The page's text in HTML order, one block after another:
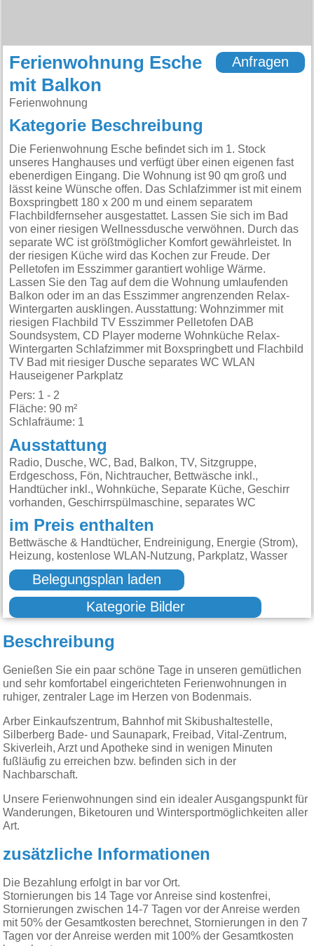
Ferienwohnung Esche
mit Balkon
Ferienwohnung
Anfragen
Kategorie Beschreibung
Die Ferienwohnung Esche befindet sich im 1. Stock
unseres Hanghauses und verfügt über einen eigenen fast
ebenerdigen Eingang. Die Wohnung ist 90 qm groß und
lässt keine Wünsche offen. Das Schlafzimmer ist mit einem
Boxspringbett 180 x 200 m und einem separatem
Flachbildfernseher ausgestattet. Lassen Sie sich im Bad
von einer riesigen Wellnessdusche verwöhnen. Durch das
separate WC ist größtmöglicher Komfort gewährleistet. In
der riesigen Küche wird das Kochen zur Freude. Der
Pelletofen im Esszimmer garantiert wohlige Wärme.
Lassen Sie den Tag auf dem die Wohnung umlaufenden
Balkon oder im an das Esszimmer angrenzenden Relax-
Wintergarten ausklingen. Ausstattung: Wohnzimmer mit
riesigen Flachbild TV Esszimmer Pelletofen DAB
Soundsystem, CD Player moderne Wohnküche Relax-
Wintergarten Schlafzimmer mit Boxspringbett und Flachbild
TV Bad mit riesiger Dusche separates WC WLAN
Hauseigener Parkplatz
Pers: 1 - 2
Fläche: 90 m²
Schlafräume: 1
Ausstattung
Radio, Dusche, WC, Bad, Balkon, TV, Sitzgruppe,
Erdgeschoss, Fön, Nichtraucher, Bettwäsche inkl.,
Handtücher inkl., Wohnküche, Separate Küche, Geschirr
vorhanden, Geschirrspülmaschine, separates WC
im Preis enthalten
Bettwäsche & Handtücher, Endreinigung, Energie (Strom),
Heizung, kostenlose WLAN-Nutzung, Parkplatz, Wasser
Belegungsplan laden
Kategorie Bilder
Beschreibung
Genießen Sie ein paar schöne Tage in unseren gemütlichen
und sehr komfortabel eingerichteten Ferienwohnungen in
ruhiger, zentraler Lage im Herzen von Bodenmais.
Arber Einkaufszentrum, Bahnhof mit Skibushaltestelle,
Silberberg Bade- und Saunapark, Freibad, Vital-Zentrum,
Skiverleih, Arzt und Apotheke sind in wenigen Minuten
fußläufig zu erreichen bzw. befinden sich in der
Nachbarschaft.
Unsere Ferienwohnungen sind ein idealer Ausgangspunkt für
Wanderungen, Biketouren und Wintersportmöglichkeiten aller
Art.
zusätzliche Informationen
Die Bezahlung erfolgt in bar vor Ort.
Stornierungen bis 14 Tage vor Anreise sind kostenfrei,
Stornierungen zwischen 14-7 Tagen vor der Anreise werden
mit 50% der Gesamtkosten berechnet, Stornierungen in den 7
Tagen vor der Anreise werden mit 100% der Gesamtkosten